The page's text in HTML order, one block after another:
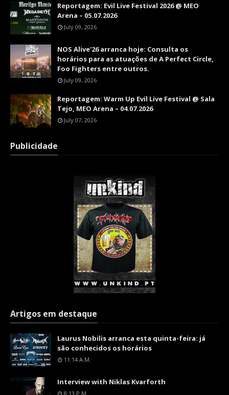
Reportagem: Evil Live Festival 2026 @ MEO
Arena – 05.07.2026
July 09, 2026
NOS Alive'26 arranca hoje: Consulta os
horários para as atuações de A Perfect Circle,
Foo Fighters entre outros.
July 09, 2026
Reportagem: Warm Up Evil Live Festival @ Sala
Tejo, MEO Arena – 04.07.2026
July 07, 2026
Publicidade
Artigos em destaque
Laurus Nobilis arranca esta quinta-feira: já
são conhecidos os horários
11:14 A.m.
Interview with Niklas Kvarforth
8:13 P.m.